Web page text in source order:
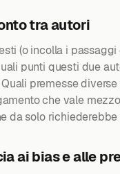
tra autori
(o incolla i passaggi
punti questi due
premesse diverse
che vale
da solo richiederebbe
ai bias e alle